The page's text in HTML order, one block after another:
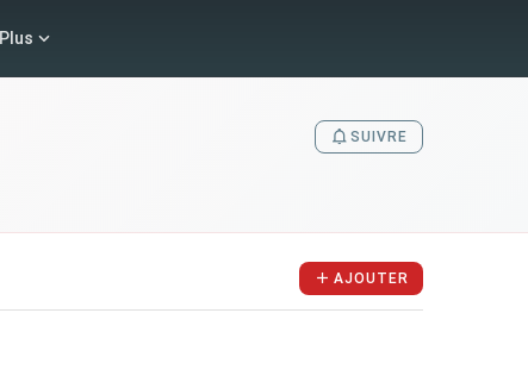
Plus
SUIVRE
AJOUTER